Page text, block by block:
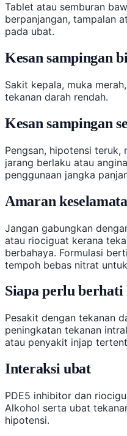
Tablet atau semburan
berpanjangan, tampalan
pada ubat.
Kesan sampingan
Sakit kepala, muka
tekanan darah rendah.
Kesan sampingan
Pengsan, hipotensi teruk,
jarang berlaku atau
penggunaan jangka
Amaran
Jangan gabungkan
atau riociguat kerana
berbahaya. Formulasi
tempoh bebas nitrat
Siapa perlu berhati
Pesakit dengan tekanan
peningkatan tekanan
atau penyakit injap
Interaksi ubat
PDE5 inhibitor dan
Alkohol serta ubat
hipotensi.